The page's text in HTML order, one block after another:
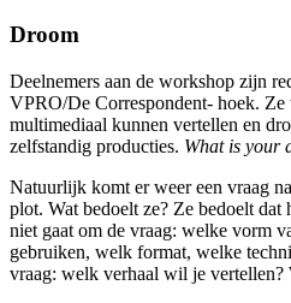
Droom
Deelnemers aan de workshop zijn
VPRO/De Correspondent- hoek. Ze
multimediaal kunnen vertellen en
zelfstandig producties. What is your
Natuurlijk komt er weer een vraag
plot. Wat bedoelt ze? Ze bedoelt
niet gaat om de vraag: welke vorm
gebruiken, welk format, welke
vraag: welk verhaal wil je vertellen?